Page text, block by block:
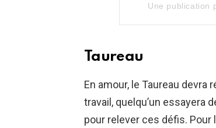
Une publication
Taureau
En amour, le Taureau devra
travail, quelqu’un essayera
pour relever ces défis. Pour